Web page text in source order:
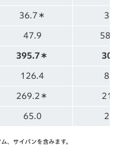
36.7＊ 34.8
47.9 58.2＊
395.7＊ 301.2
126.4 84.0
269.2＊ 217.1
65.0 25.0
、サイパンを含みます。